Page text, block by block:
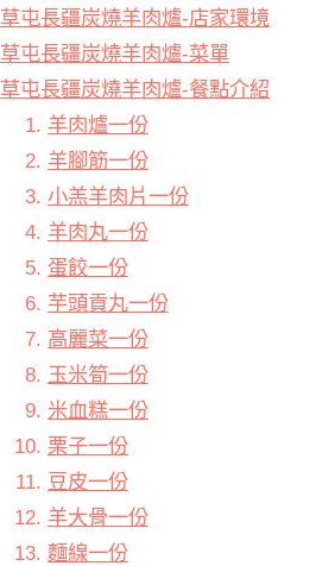
草屯長疆炭燒羊肉爐-店家環境
草屯長疆炭燒羊肉爐-菜單
草屯長疆炭燒羊肉爐-餐點介紹
羊肉爐一份
羊腳筋一份
小羔羊肉片一份
羊肉丸一份
蛋餃一份
芋頭貢丸一份
高麗菜一份
玉米筍一份
米血糕一份
栗子一份
豆皮一份
羊大骨一份
麵線一份